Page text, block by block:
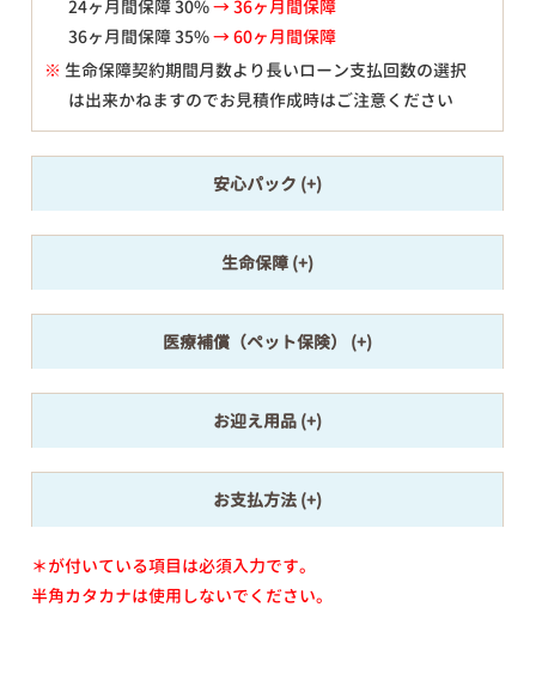
24ヶ月間保障 30%→ 36ヶ月間保障
36ヶ月間保障 35%→ 60ヶ月間保障
※ 生命保障契約期間月数より長いローン支払回数の選択
は出来かねますのでお見積作成時はご注意ください
安心パック
生命保障
医療補償（ペット保険）
お迎え用品
お支払方法
＊が付いている項目は必須入力です。
半角カタカナは使用しないでください。